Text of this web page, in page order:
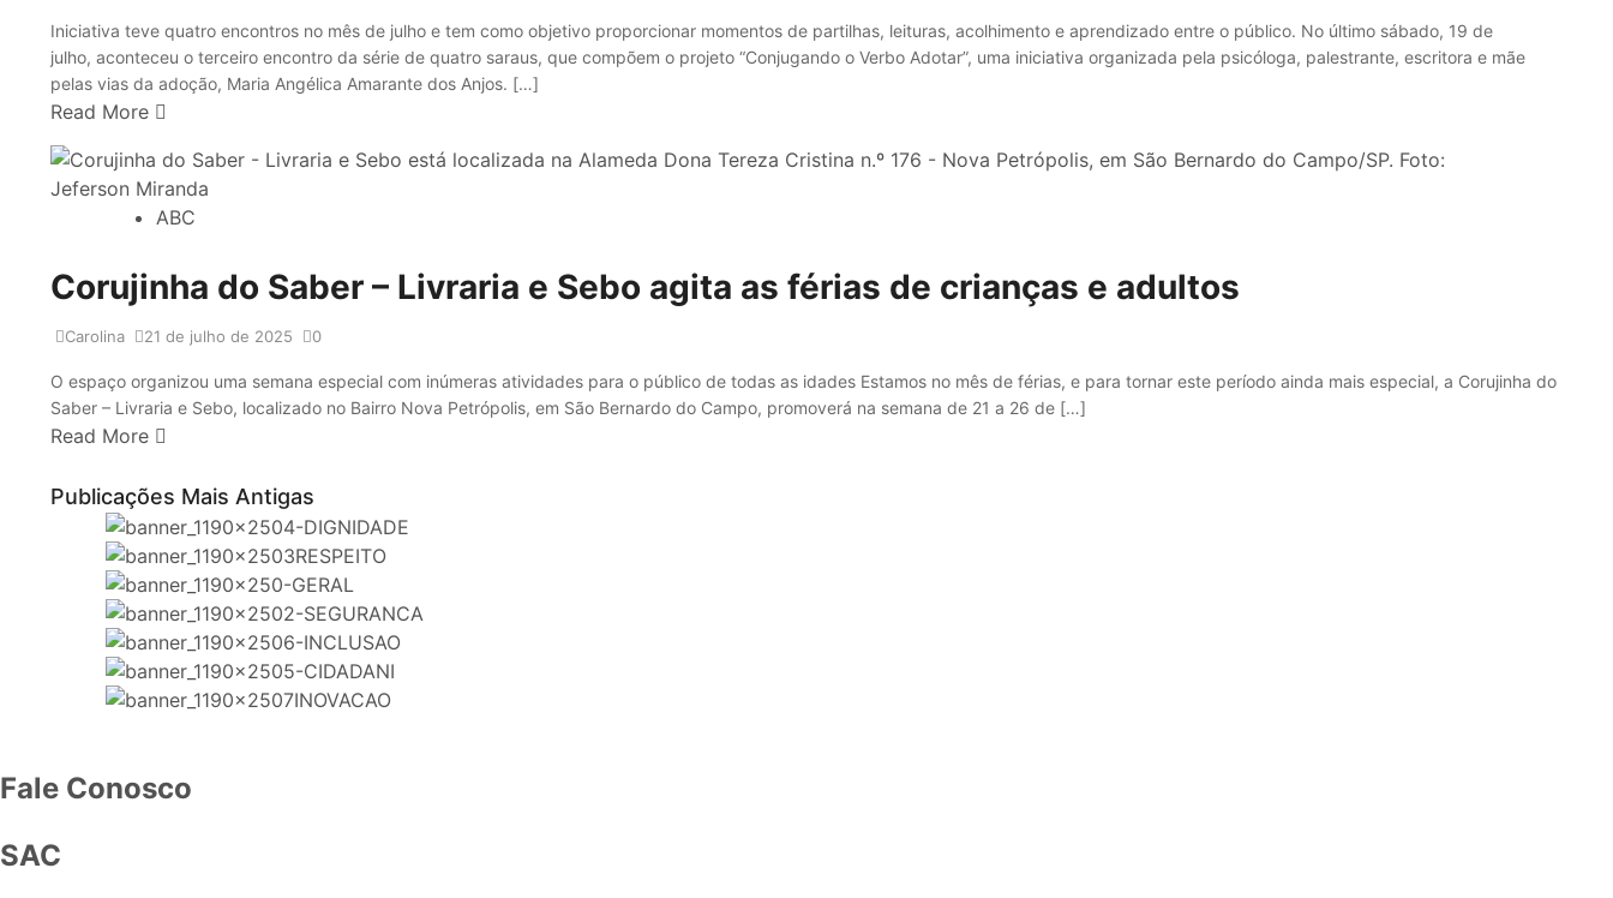
Iniciativa teve quatro encontros no mês de julho e tem como objetivo proporcionar momentos de partilhas, leituras, acolhimento e aprendizado entre o público. No último sábado, 19 de
julho, aconteceu o terceiro encontro da série de quatro saraus, que compõem o projeto “Conjugando o Verbo Adotar”, uma iniciativa organizada pela psicóloga, palestrante, escritora e mãe
pelas vias da adoção, Maria Angélica Amarante dos Anjos. […]
Read More
ABC
Corujinha do Saber – Livraria e Sebo agita as férias de crianças e adultos
Carolina 21 de julho de 2025 0
O espaço organizou uma semana especial com inúmeras atividades para o público de todas as idades Estamos no mês de férias, e para tornar este período ainda mais especial, a Corujinha do
Saber – Livraria e Sebo, localizado no Bairro Nova Petrópolis, em São Bernardo do Campo, promoverá na semana de 21 a 26 de […]
Read More
Navegação por posts
Publicações Mais Antigas
Fale Conosco
SAC